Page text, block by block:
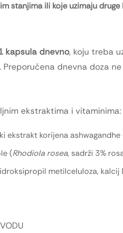
stanjima ili koje uzimaju druge
kapsula dnevno, koju treba
dnevna doza
ekstraktima i vitaminima:
ekstrakt korijena ashwagandhe
(Rhodiola rosea, sadrži 3%
metilceluloza,